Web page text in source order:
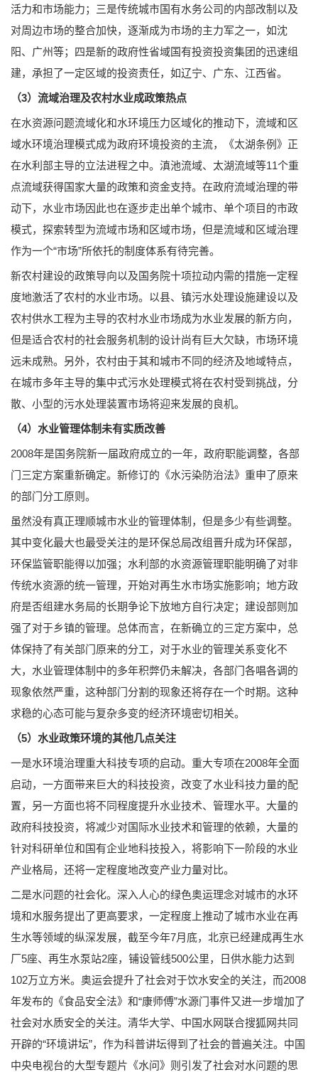
活力和市场能力；三是传统城市国有水务公司的内部改制以及
对周边市场的整合加快，逐渐成为市场的主力军之一，如沈
阳、广州等；四是新的政府性省域国有投资投资集团的迅速组
建，承担了一定区域的投资责任，如辽宁、广东、江西省。
（3）流域治理及农村水业成政策热点
在水资源问题流域化和水环境压力区域化的推动下，流域和区
域水环境治理模式成为政府环境投资的主流，《太湖条例》正
在水利部主导的立法进程之中。滇池流域、太湖流域等11个重
点流域获得国家大量的政策和资金支持。在政府流域治理的带
动下，水业市场因此也在逐步走出单个城市、单个项目的市政
模式，探索转型为流域市场和区域市场，但是流域和区域治理
作为一个“市场”所依托的制度体系有待完善。
新农村建设的政策导向以及国务院十项拉动内需的措施一定程
度地激活了农村的水业市场。以县、镇污水处理设施建设以及
农村供水工程为主导的农村水业市场成为水业发展的新方向，
但是适合农村的社会服务机制的设计尚有巨大欠缺，市场环境
远未成熟。另外，农村由于其和城市不同的经济及地域特点，
在城市多年主导的集中式污水处理模式将在农村受到挑战，分
散、小型的污水处理装置市场将迎来发展的良机。
（4）水业管理体制未有实质改善
2008年是国务院新一届政府成立的一年，政府职能调整，各部
门三定方案重新确定。新修订的《水污染防治法》重申了原来
的部门分工原则。
虽然没有真正理顺城市水业的管理体制，但是多少有些调整。
其中变化最大也最受关注的是环保总局改组晋升成为环保部，
环保监管职能得以加强；水利部的水资源管理职能明确了对非
传统水资源的统一管理，开始对再生水市场实施影响；地方政
府是否组建水务局的长期争论下放地方自行决定；建设部则加
强了对于乡镇的管理。总体而言，在新确立的三定方案中，总
体保持了有关部门原来的分工，对于水业的管理关系变化不
大，水业管理体制中的多年积弊仍未解决，各部门各唱各调的
现象依然严重，这种部门分割的现象还将存在一个时期。这种
求稳的心态可能与复杂多变的经济环境密切相关。
（5）水业政策环境的其他几点关注
一是水环境治理重大科技专项的启动。重大专项在2008年全面
启动，一方面带来巨大的科技投资，改变了水业科技力量的配
置，另一方面也将不同程度提升水业技术、管理水平。大量的
政府科技投资，将减少对国际水业技术和管理的依赖，大量的
针对科研单位和国有企业地科技投入，将影响下一阶段的水业
产业格局，还将一定程度地改变产业力量对比。
二是水问题的社会化。深入人心的绿色奥运理念对城市的水环
境和水服务提出了更高要求，一定程度上推动了城市水业在再
生水等领域的纵深发展，截至今年7月底，北京已经建成再生水
厂5座、再生水泵站2座，铺设管线500公里，日供水能力达到
102万立方米。奥运会提升了社会对于饮水安全的关注，而2008
年发布的《食品安全法》和“康师傅”水源门事件又进一步增加了
社会对水质安全的关注。清华大学、中国水网联合搜狐网共同
开辟的“环境讲坛”，作为科普讲坛得到了社会的普遍关注。中国
中央电视台的大型专题片《水问》则引发了社会对水问题的思